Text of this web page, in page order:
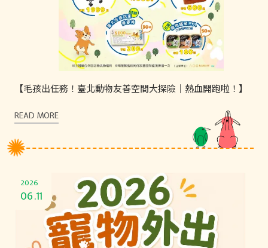
【毛孩出任務！臺北動物友善空間大探險｜熱血開跑啦！】
READ MORE
2026
06.11